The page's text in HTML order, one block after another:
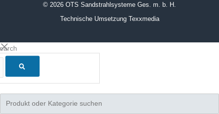
© 2026 OTS Sandstrahlsysteme Ges. m. b. H.
Technische Umsetzung Texxmedia
search